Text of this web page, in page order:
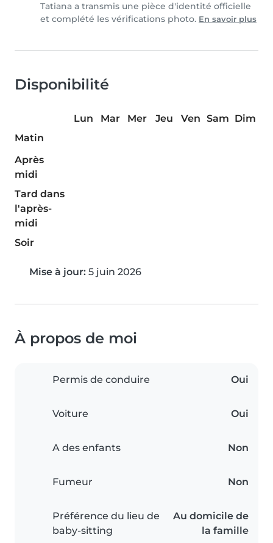
Tatiana a transmis une pièce d'identité officielle
et complété les vérifications photo. En savoir plus
Disponibilité
Lun Mar Mer Jeu Ven Sam Dim
Matin
Après
midi
Tard dans
l'après-
midi
Soir
Mise à jour: 5 juin 2026
À propos de moi
Permis de conduire Oui
Voiture Oui
A des enfants Non
Fumeur Non
Préférence du lieu de
baby-sitting
Au domicile de
la famille